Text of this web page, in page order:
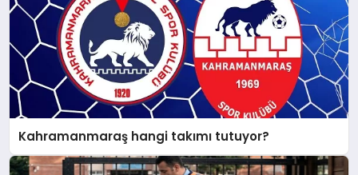
Kahramanmaraş hangi takımı tutuyor?